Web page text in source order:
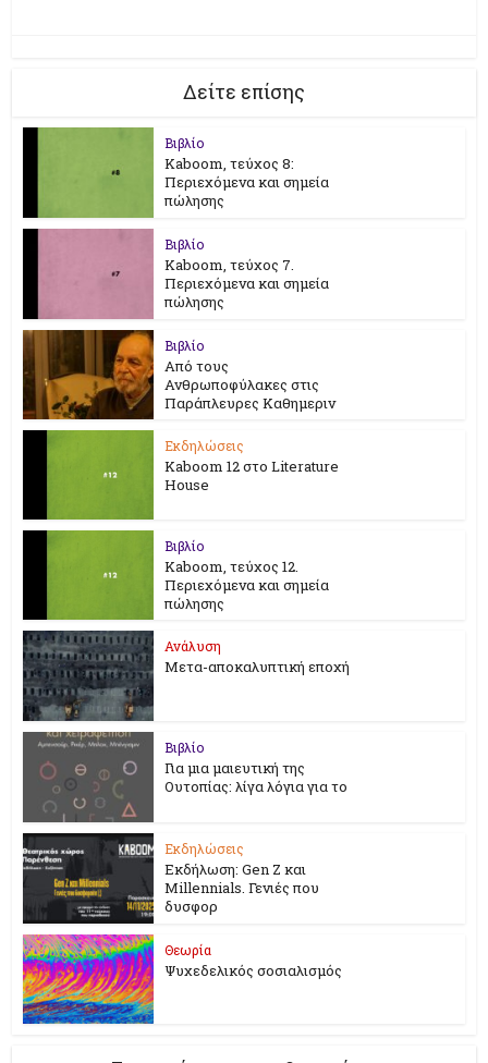
Δείτε επίσης
Βιβλίο
Kaboom, τεύχος 8:
Περιεχόμενα και σημεία
πώλησης
Βιβλίο
Kaboom, τεύχος 7.
Περιεχόμενα και σημεία
πώλησης
Βιβλίο
Από τους
Ανθρωποφύλακες στις
Παράπλευρες Καθημεριν
Εκδηλώσεις
Kaboom 12 στο Literature
House
Βιβλίο
Kaboom, τεύχος 12.
Περιεχόμενα και σημεία
πώλησης
Ανάλυση
Μετα-αποκαλυπτική εποχή
Βιβλίο
Για μια μαιευτική της
Ουτοπίας: λίγα λόγια για το
Εκδηλώσεις
Εκδήλωση: Gen Z και
Millennials. Γενιές που
δυσφορ
Θεωρία
Ψυχεδελικός σοσιαλισμός